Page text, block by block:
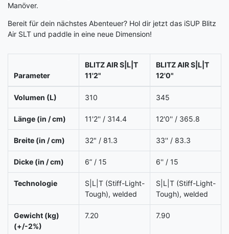
Manöver.
Bereit für dein nächstes Abenteuer? Hol dir jetzt das iSUP Blitz
Air SLT und paddle in eine neue Dimension!
Parameter
BLITZ AIR S|L|T
11'2"
BLITZ AIR S|L|T
12'0"
Volumen (L) 310 345
Länge (in / cm) 11'2'' / 314.4 12'0'' / 365.8
Breite (in / cm) 32" / 81.3 33'' / 83.3
Dicke (in / cm) 6” / 15 6'' / 15
Technologie
S|L|T (Stiff-Light-
Tough), welded
S|L|T (Stiff-Light-
Tough), welded
Gewicht (kg)
(+/-2%)
7.20 7.90